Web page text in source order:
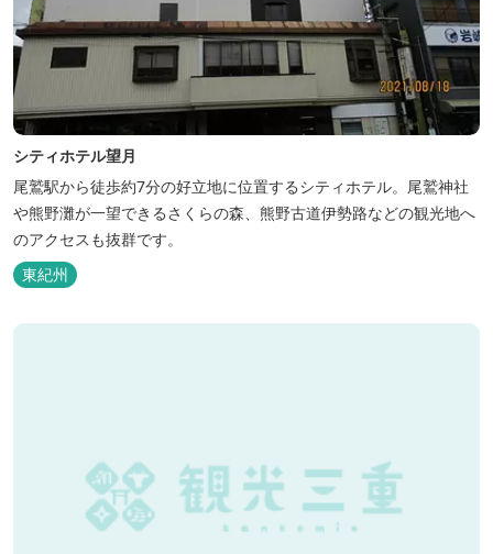
シティホテル望月
尾鷲駅から徒歩約7分の好立地に位置するシティホテル。尾鷲神社
や熊野灘が一望できるさくらの森、熊野古道伊勢路などの観光地へ
のアクセスも抜群です。
東紀州